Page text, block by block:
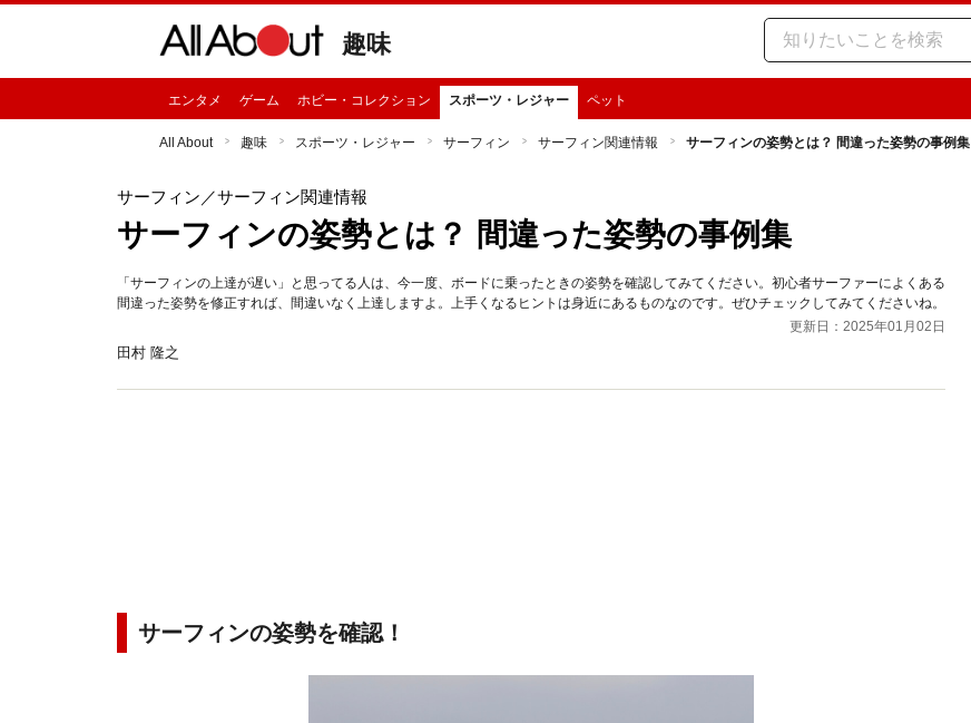
趣味
エンタメ ゲーム ホビー・コレクション スポーツ・レジャー ペット
All About 趣味 スポーツ・レジャー サーフィン サーフィン関連情報 サーフィンの姿勢とは？ 間違った姿勢の事例集
サーフィン ／サーフィン関連情報
サーフィンの姿勢とは？ 間違った姿勢の事例集
「サーフィンの上達が遅い」と思ってる人は、今一度、ボードに乗ったときの姿勢を確認してみてください。初心者サーファーによくある
間違った姿勢を修正すれば、間違いなく上達しますよ。上手くなるヒントは身近にあるものなのです。ぜひチェックしてみてくださいね。
更新日：2025年01月02日
田村 隆之
サーフィンの姿勢を確認！